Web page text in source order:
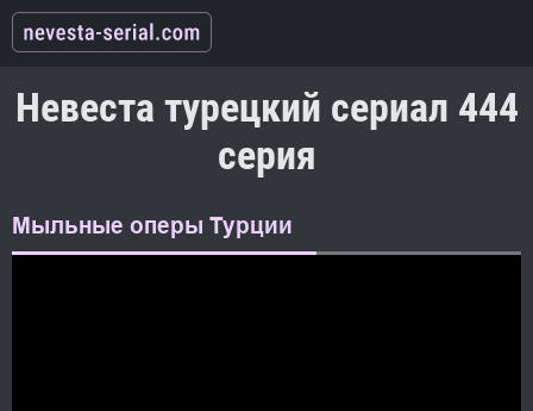
Невеста турецкий сериал 444
серия
Мыльные оперы Турции